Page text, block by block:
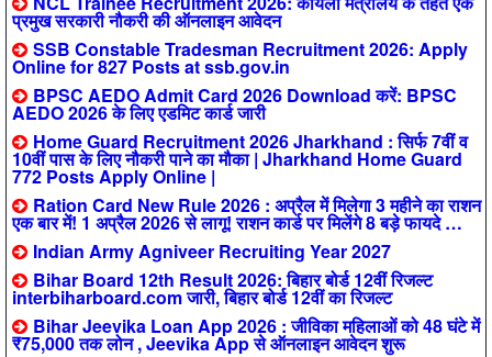
प्रमुख सरकारी नौकरी की ऑनलाइन आवेदन
SSB Constable Tradesman Recruitment 2026: Apply
Online for 827 Posts at ssb.gov.in
BPSC AEDO Admit Card 2026 Download करें: BPSC
AEDO 2026 के लिए एडमिट कार्ड जारी
Home Guard Recruitment 2026 Jharkhand : सिर्फ 7वीं व
10वीं पास के लिए नौकरी पाने का मौका | Jharkhand Home Guard
772 Posts Apply Online |
Ration Card New Rule 2026 : अप्रैल में मिलेगा 3 महीने का राशन
एक बार में! 1 अप्रैल 2026 से लागू! राशन कार्ड पर मिलेंगे 8 बड़े फायदे …
Indian Army Agniveer Recruiting Year 2027
Bihar Board 12th Result 2026: बिहार बोर्ड 12वीं रिजल्ट
interbiharboard.com जारी, बिहार बोर्ड 12वीं का रिजल्ट
Bihar Jeevika Loan App 2026 : जीविका महिलाओं को 48 घंटे में
₹75,000 तक लोन , Jeevika App से ऑनलाइन आवेदन शुरू